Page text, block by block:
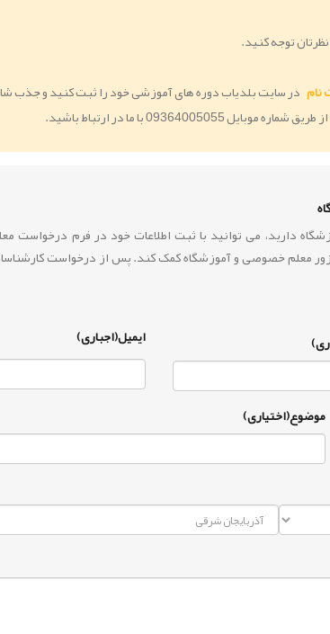
توجه کنید.
نام در سایت بلدیاب دوره های آموزشی خود را ثبت کنید و جذب
با ما در ارتباط باشید.
دارید، می توانید با ثبت اطلاعات خود در فرم درخواست
معلم خصوصی و آموزشگاه کمک کند. پس از درخواست
ایمیل(اجباری)
موضوع(اختیاری)